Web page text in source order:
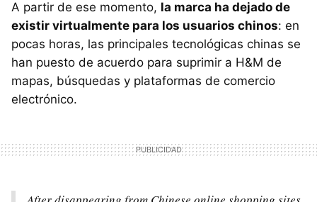
A partir de ese momento, la marca ha dejado de
existir virtualmente para los usuarios chinos: en
pocas horas, las principales tecnológicas chinas se
han puesto de acuerdo para suprimir a H&M de
mapas, búsquedas y plataformas de comercio
electrónico.